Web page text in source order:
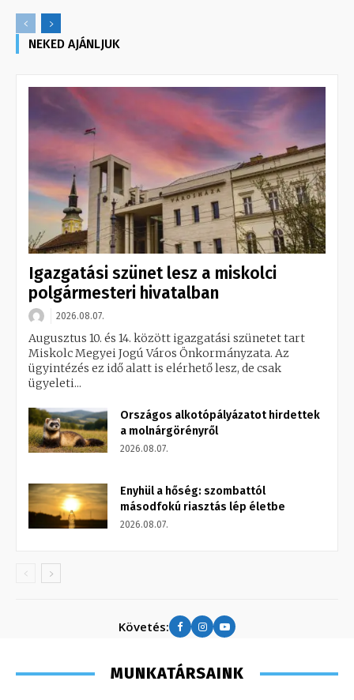
NEKED AJÁNLJUK
Igazgatási szünet lesz a miskolci
polgármesteri hivatalban
2026.08.07.
Augusztus 10. és 14. között igazgatási szünetet tart
Miskolc Megyei Jogú Város Önkormányzata. Az
ügyintézés ez idő alatt is elérhető lesz, de csak
ügyeleti...
Országos alkotópályázatot hirdettek
a molnárgörényről
2026.08.07.
Enyhül a hőség: szombattól
másodfokú riasztás lép életbe
2026.08.07.
Követés:
MUNKATÁRSAINK